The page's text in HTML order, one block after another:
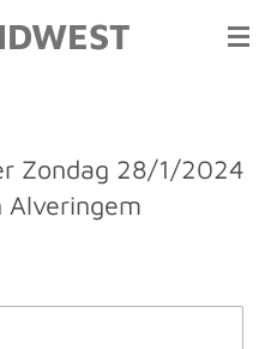
Zondag 28/1/2024